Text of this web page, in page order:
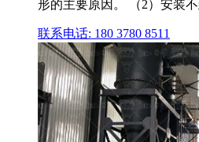
形的主要原因。 （2）安装
联系电话: 180 3780 8511